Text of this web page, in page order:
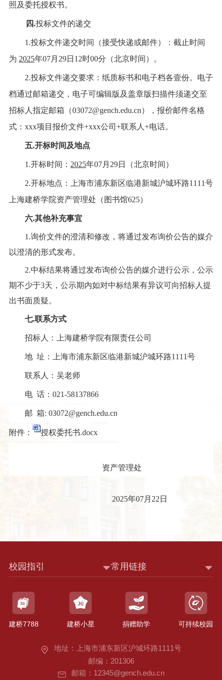
照及委托授权书。
四.投标文件的递交
1.投标文件递交时间（接受快递或邮件）：截止时间
为 2025年07月29日12时00分（北京时间）。
2.投标文件递交要求：纸质标书和电子档各壹份。电子
档通过邮箱递交，电子可编辑版及盖章版扫描件须递交至
招标人指定邮箱（03072@gench.edu.cn），报价邮件名格
式：xxx项目报价文件+xxx公司+联系人+电话。
五.开标时间及地点
1.开标时间： 2025年07月29日（北京时间）
2.开标地点：上海市浦东新区临港新城沪城环路1111号
上海建桥学院资产管理处（图书馆625）
六.其他补充事宜
1.询价文件的澄清和修改，将通过发布询价公告的媒介
以澄清的形式发布。
2.中标结果将通过发布询价公告的媒介进行公示，公示
期不少于3天，公示期内如对中标结果有异议可向招标人提
出书面质疑。
七.联系方式
招标人：上海建桥学院有限责任公司
地址：上海市浦东新区临港新城沪城环路1111号
联系人：吴老师
电话：021-58137866
邮 箱: 03072@gench.edu.cn
附件： 授权委托书.docx
资产管理处
2025年07月22日
地址：上海市浦东新区沪城环路1111号
邮编：201306
邮箱：12345@gench.edu.cn
校园指引 常用链接
建桥7788 建桥小星 捐赠助学 可持续校园